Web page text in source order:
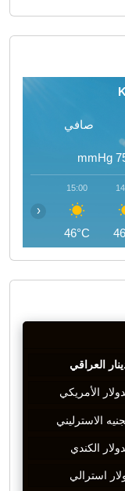
صافي
mmHg
15:00
46°C
‹